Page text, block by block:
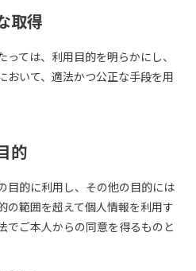
取得
ては、利用目的を明らかにし、
おいて、適法かつ公正な手段を用
的
目的に利用し、その他の目的には
の範囲を超えて個人情報を利用す
でご本人からの同意を得るものと